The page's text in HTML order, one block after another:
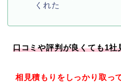
くれた
口コミや評判が良くても1
相見積もりをしっかり取っ